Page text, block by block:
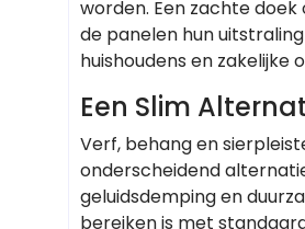
worden. Een zachte
de panelen hun
huishoudens en zakelijke
Een Slim
Verf, behang en
onderscheidend
geluidsdemping en
bereiken is met